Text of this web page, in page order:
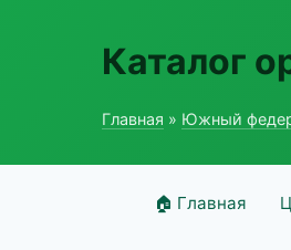
Каталог
Главная » Южный
🏠 Главная